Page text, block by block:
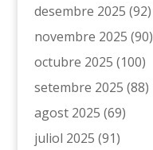
desembre 2025 (92)
novembre 2025 (90)
octubre 2025 (100)
setembre 2025 (88)
agost 2025 (69)
juliol 2025 (91)